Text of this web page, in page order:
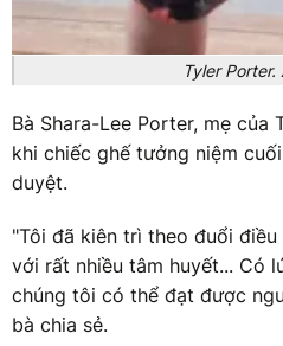
Tyler Porter.
Bà Shara-Lee Porter, mẹ của
khi chiếc ghế tưởng niệm
duyệt.
"Tôi đã kiên trì theo đuổi
với rất nhiều tâm huyết... Có
chúng tôi có thể đạt được
bà chia sẻ.